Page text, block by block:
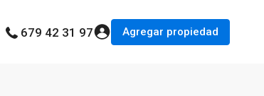
679 42 31 97 Agregar propiedad